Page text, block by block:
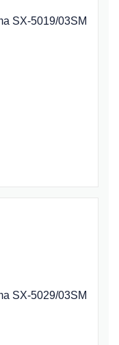
SX-5019/03SM
SX-5029/03SM